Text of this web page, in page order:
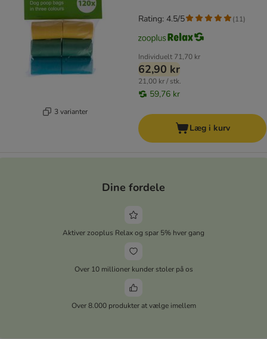
3 varianter
Individuelt 71,70 kr
62,90 kr
21,00 kr / stk.
59,76 kr
Rating: 4.5/5 (11)
Læg i kurv
Dine fordele
Aktiver zooplus Relax og spar 5% hver gang
Over 10 millioner kunder stoler på os
Over 8.000 produkter at vælge imellem